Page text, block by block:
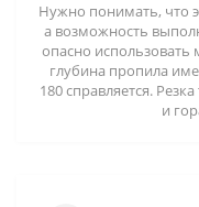
Нужно понимать, что
а возможность
опасно
глубина пропила
180 справляется.
и